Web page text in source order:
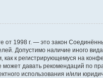
от 1998 г. — это закон
Допустимо наличие иного
к регистрирующемуся на
давать рекомендаций по
использования и/или